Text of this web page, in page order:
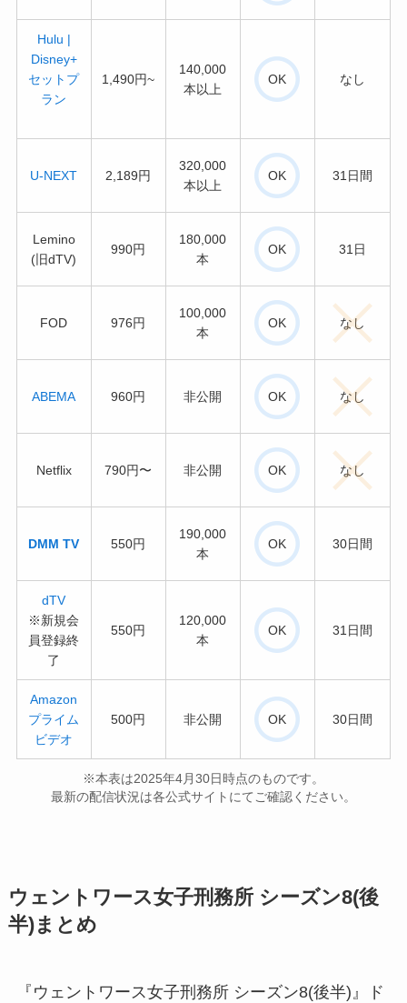
Hulu |
Disney+
セットプ
ラン
1,490円~
140,000
本以上
OK なし
U-NEXT 2,189円
320,000
本以上
OK 31日間
Lemino
(旧dTV)
990円
180,000
本
OK 31日
FOD 976円
100,000
本
OK なし
ABEMA 960円 非公開 OK なし
Netflix 790円〜 非公開 OK なし
DMM TV 550円
190,000
本
OK 30日間
dTV
※新規会
員登録終
了
550円
120,000
本
OK 31日間
Amazon
プライム
ビデオ
500円 非公開 OK 30日間
※本表は2025年4月30日時点のものです。
最新の配信状況は各公式サイトにてご確認ください。
ウェントワース女子刑務所 シーズン8(後
半)まとめ
『 ウェントワース女子刑務所 シーズン8(後半)』ド